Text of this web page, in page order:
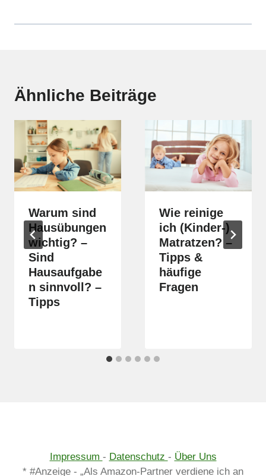
Ähnliche Beiträge
Warum sind
Hausübungen
wichtig? –
Sind
Hausaufgabe
n sinnvoll? –
Tipps
Wie reinige
ich (Kinder-)
Matratzen? –
Tipps &
häufige
Fragen
Impressum - Datenschutz - Über Uns
* #Anzeige - „Als Amazon-Partner verdiene ich an